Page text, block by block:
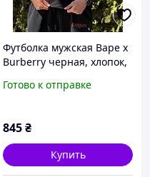
Футболка мужская Bape x
Burberry черная, хлопок,
streetwear, oversize,
Готово к отправке
845₴
Купить